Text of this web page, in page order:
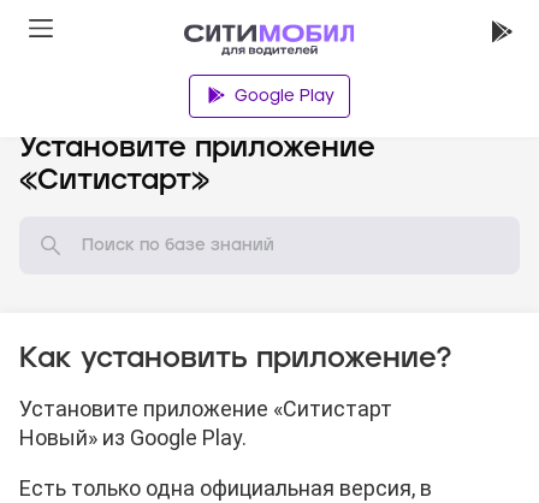
Google Play
Установите приложение
«Ситистарт»
Как установить приложение?
Установите приложение «Ситистарт
Новый» из Google Play.
Есть только одна официальная версия, в